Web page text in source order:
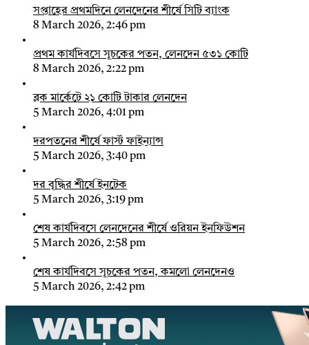
সপ্তাহের প্রথমদিনে লেনদেনের শীর্ষে সিটি ব্যাংক
8 March 2026, 2:46 pm
প্রথম কার্যদিবসে সূচকের পতন, লেনদেন ৫৩১ কোটি
8 March 2026, 2:22 pm
ব্লক মার্কেটে ২১ কোটি টাকার লেনদেন
5 March 2026, 4:01 pm
দরপতনের শীর্ষে ফার্স্ট ফাইন্যান্স
5 March 2026, 3:40 pm
দর বৃদ্ধির শীর্ষে ইনটেক
5 March 2026, 3:19 pm
শেষ কার্যদিবসে লেনদেনের শীর্ষে ওরিয়ন ইনফিউশন
5 March 2026, 2:58 pm
শেষ কার্যদিবসে সূচকের পতন, কমলো লেনদেনও
5 March 2026, 2:42 pm